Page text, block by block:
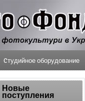
Cтудийное оборудование
Новые
поступления